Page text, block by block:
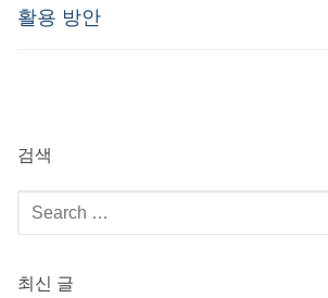
활용 방안
검색
검
색
최신 글